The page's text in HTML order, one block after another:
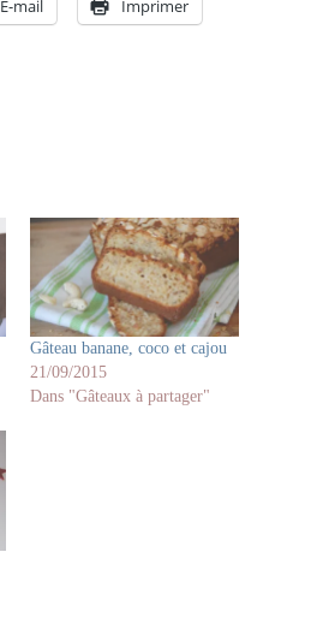
E-mail Imprimer
Gâteau banane, coco et cajou
21/09/2015
Dans "Gâteaux à partager"